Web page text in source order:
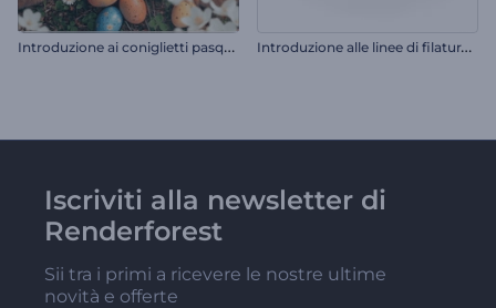
I
ntroduzione ai coniglietti pasquali realistici I
ntroduzione alle linee di filatura pulite
Iscriviti alla newsletter di
Renderforest
Sii tra i primi a ricevere le nostre ultime
novità e offerte